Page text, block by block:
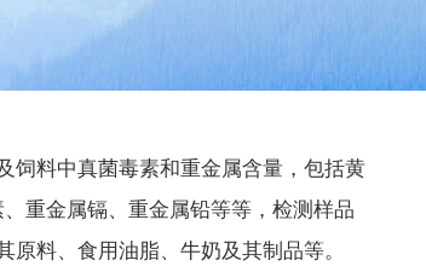
饲料中真菌毒素和重金属含量，包括黄
重金属镉、重金属铅等等，检测样品
料、食用油脂、牛奶及其制品等。